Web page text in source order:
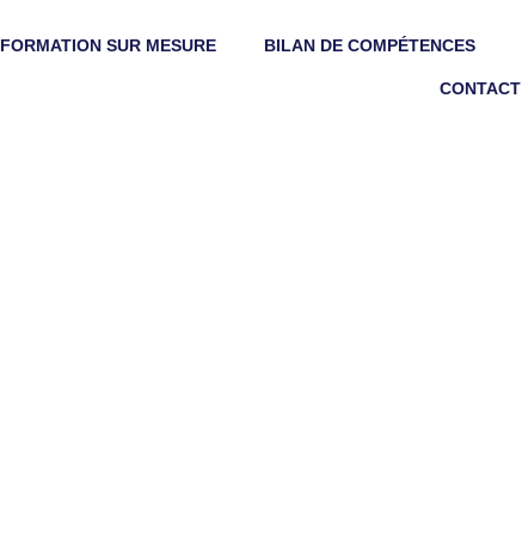
FORMATION SUR MESURE BILAN DE COMPÉTENCES
CONTACT